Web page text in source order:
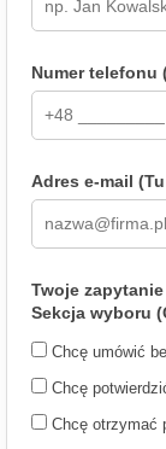
Numer telefonu
Adres e-mail
Twoje
Sekcja wyboru
Chcę umówić
Chcę
Chcę otrzymać